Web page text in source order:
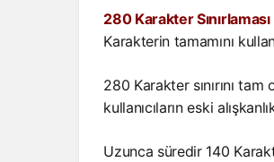
280 Karakter Sınırlaması
Karakterin tamamını
280 Karakter sınırını
kullanıcıların eski
Uzunca süredir 140